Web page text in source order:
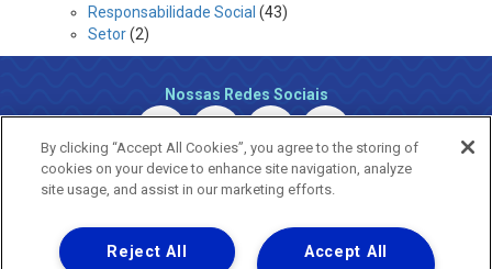
Responsabilidade Social (43)
Setor(2)
Nossas Redes Sociais
Uma empresa
By clicking “Accept All Cookies”, you agree to the storing of
cookies on your device to enhance site navigation, analyze
site usage, and assist in our marketing efforts.
Accept All
Reject All